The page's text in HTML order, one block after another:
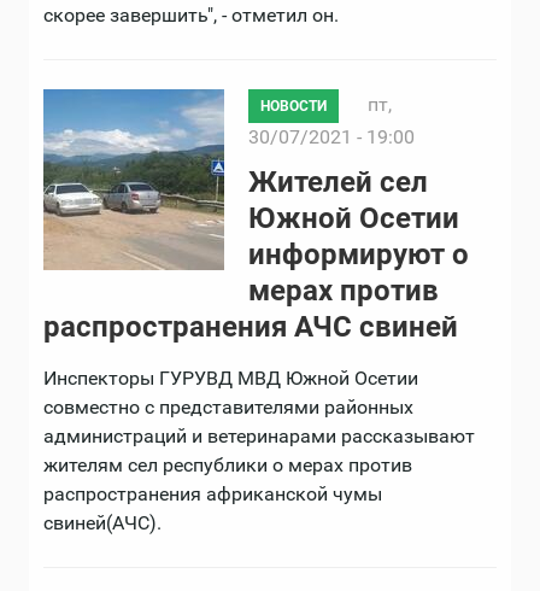
скорее завершить", - отметил он.
НОВОСТИ
пт,
30/07/2021 - 19:00
Жителей сел
Южной Осетии
информируют о
мерах против
распространения АЧС свиней
Инспекторы ГУРУВД МВД Южной Осетии
совместно с представителями районных
администраций и ветеринарами рассказывают
жителям сел республики о мерах против
распространения африканской чумы
свиней(АЧС).